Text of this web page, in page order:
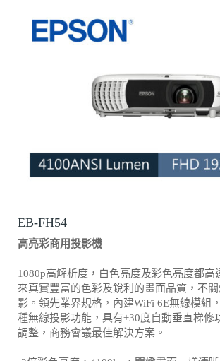
EB-FH54
高亮彩商用投影機
1080p高解析度，白色亮度及彩色亮度都高
來真實豐富的色彩及銳利的畫面品質，不
影。領先業界規格，內建WiFi 6E無線模組
種無線投影功能，具有±30度自動垂直梯修
調整，商務會議最佳解決方案。